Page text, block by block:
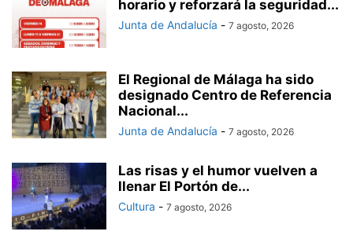
horario y reforzará la seguridad...
Junta de Andalucía - 7 agosto, 2026
El Regional de Málaga ha sido
designado Centro de Referencia
Nacional...
Junta de Andalucía - 7 agosto, 2026
Las risas y el humor vuelven a
llenar El Portón de...
Cultura - 7 agosto, 2026